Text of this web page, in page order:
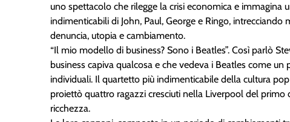
uno spettacolo che rilegge la crisi economica e immagina
indimenticabili di John, Paul, George e Ringo,
denuncia, utopia e cambiamento.
“Il mio modello di business? Sono i Beatles”. Così parlò
business capiva qualcosa e che vedeva i Beatles come
individuali. Il quartetto più indimenticabile della cultura
proiettò quattro ragazzi cresciuti nella Liverpool del
ricchezza.